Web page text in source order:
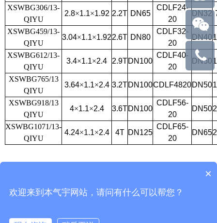
易
总：
XSWBG306/13-
QIYU
2.8×1.1×1.92 2.2T DN65
CDLF24-
20
DN32
XSWBG459/13-
QIYU
3.04×1.1×1.922.6T DN80
CDLF32-
20
DN40
XSWBG612/13-
QIYU
3.4×1.1×2.4 2.9TDN100
CDLF40-
20
DN50
XSWBG765/13
QIYU
3.64×1.1×2.4 3.2TDN100CDLF4820DN50
XSWBG918/13
QIYU
4×1.1×2.4 3.6TDN100
CDLF56-
20
DN50
XSWBG1071/13-
QIYU
4.24×1.1×2.4 4T DN125
CDLF65-
20
DN65
3332847437@qq.com
×
欢迎来到本气宇网站，请问有什么可以帮您？